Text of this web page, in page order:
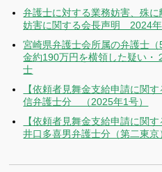
弁護士に対する業務妨害、殊
妨害に関する会長声明 2024
宮崎県弁護士会所属の弁護士
金約190万円を横領した疑い・
士
【依頼者見舞金支給申請に関
信弁護士分 （2025年1号）
【依頼者見舞金支給申請に関
井口多喜男弁護士分（第二東